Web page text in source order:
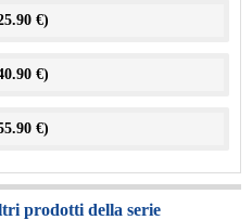
€)
€)
€)
prodotti della serie